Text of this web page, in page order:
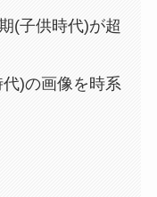
(子供時代)が超
)の画像を時系